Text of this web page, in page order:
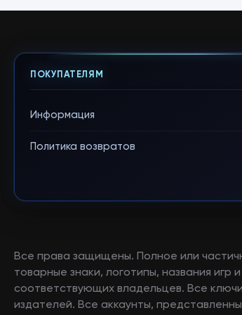
ПОКУПАТЕЛЯМ
Информация
Политика возвратов
Все права защищены. Полное или
товарные знаки, логотипы, названия
соответствующих владельцев. Все
издателей. Все аккаунты,